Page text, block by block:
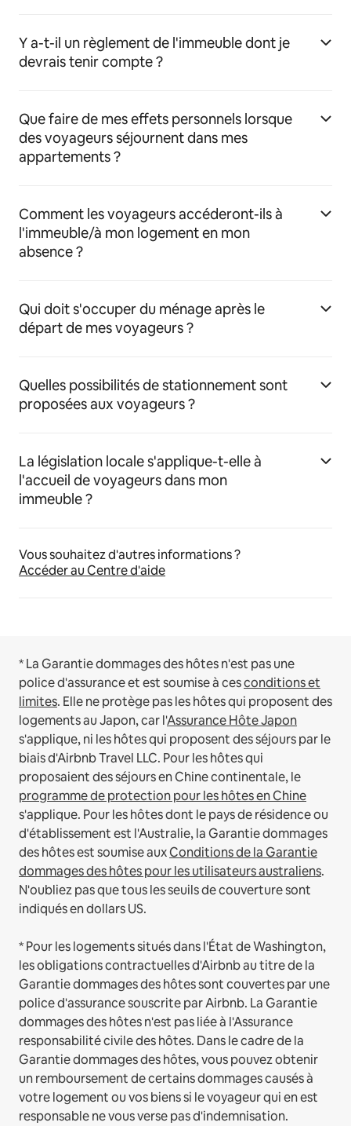
Y a-t-il un règlement de l'immeuble dont je
devrais tenir compte ?
Que faire de mes effets personnels lorsque
des voyageurs séjournent dans mes
appartements ?
Comment les voyageurs accéderont-ils à
l'immeuble/à mon logement en mon
absence ?
Qui doit s'occuper du ménage après le
départ de mes voyageurs ?
Quelles possibilités de stationnement sont
proposées aux voyageurs ?
La législation locale s'applique-t-elle à
l'accueil de voyageurs dans mon
immeuble ?
Vous souhaitez d'autres informations ?
Accéder au Centre d'aide
* La Garantie dommages des hôtes n'est pas une
police d'assurance et est soumise à cesconditions et
limites. Elle ne protège pas les hôtes qui proposent des
logements au Japon, car l'Assurance Hôte Japon
s'applique, ni les hôtes qui proposent des séjours par le
biais d'Airbnb Travel LLC. Pour les hôtes qui
proposaient des séjours en Chine continentale, le
programme de protection pour les hôtes en Chine
s'applique. Pour les hôtes dont le pays de résidence ou
d'établissement est l'Australie, la Garantie dommages
des hôtes est soumise auxConditions de la Garantie
dommages des hôtes pour les utilisateurs australiens.
N'oubliez pas que tous les seuils de couverture sont
indiqués en dollars US.
* Pour les logements situés dans l'État de Washington,
les obligations contractuelles d'Airbnb au titre de la
Garantie dommages des hôtes sont couvertes par une
police d'assurance souscrite par Airbnb. La Garantie
dommages des hôtes n'est pas liée à l'Assurance
responsabilité civile des hôtes. Dans le cadre de la
Garantie dommages des hôtes, vous pouvez obtenir
un remboursement de certains dommages causés à
votre logement ou vos biens si le voyageur qui en est
responsable ne vous verse pas d'indemnisation.